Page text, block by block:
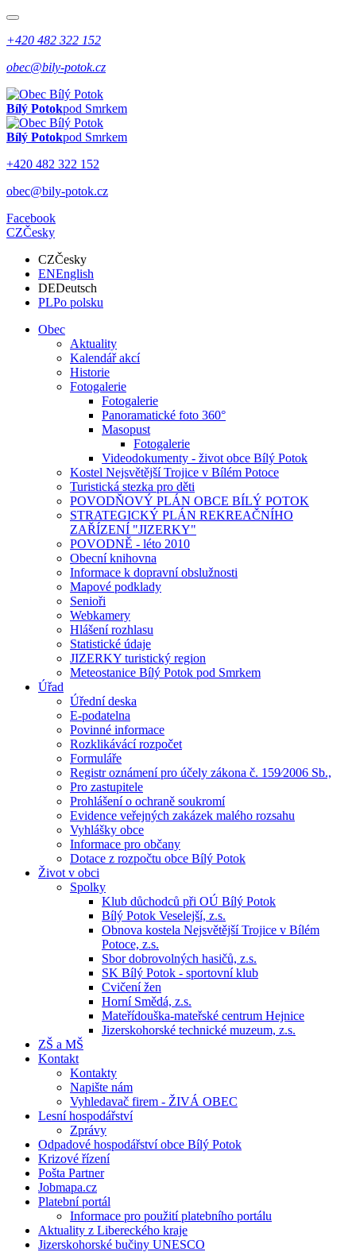
+420 482 322 152
obec@bily-potok.cz
Bílý Potokpod Smrkem
Bílý Potokpod Smrkem
+420 482 322 152
obec@bily-potok.cz
Facebook
CZČesky
CZČesky
ENEnglish
DEDeutsch
PLPo polsku
Obec
Aktuality
Kalendář akcí
Historie
Fotogalerie
Fotogalerie
Panoramatické foto 360°
Masopust
Fotogalerie
Videodokumenty - život obce Bílý Potok
Kostel Nejsvětější Trojice v Bílém Potoce
Turistická stezka pro děti
POVODŇOVÝ PLÁN OBCE BÍLÝ POTOK
STRATEGICKÝ PLÁN REKREAČNÍHO
ZAŘÍZENÍ "JIZERKY"
POVODNĚ - léto 2010
Obecní knihovna
Informace k dopravní obslužnosti
Mapové podklady
Senioři
Webkamery
Hlášení rozhlasu
Statistické údaje
JIZERKY turistický region
Meteostanice Bílý Potok pod Smrkem
Úřad
Úřední deska
E-podatelna
Povinné informace
Rozklikávácí rozpočet
Formuláře
Registr oznámení pro účely zákona č. 159⁄2006 Sb.,
Pro zastupitele
Prohlášení o ochraně soukromí
Evidence veřejných zakázek malého rozsahu
Vyhlášky obce
Informace pro občany
Dotace z rozpočtu obce Bílý Potok
Život v obci
Spolky
Klub důchodců při OÚ Bílý Potok
Bílý Potok Veselejší, z.s.
Obnova kostela Nejsvětější Trojice v Bílém
Potoce, z.s.
Sbor dobrovolných hasičů, z.s.
SK Bílý Potok - sportovní klub
Cvičení žen
Horní Smědá, z.s.
Mateřídouška-mateřské centrum Hejnice
Jizerskohorské technické muzeum, z.s.
ZŠ a MŠ
Kontakt
Kontakty
Napište nám
Vyhledavač firem - ŽIVÁ OBEC
Lesní hospodářství
Zprávy
Odpadové hospodářství obce Bílý Potok
Krizové řízení
Pošta Partner
Jobmapa.cz
Platební portál
Informace pro použití platebního portálu
Aktuality z Libereckého kraje
Jizerskohorské bučiny UNESCO